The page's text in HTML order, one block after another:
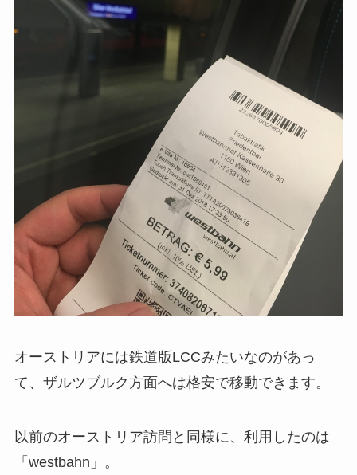
オーストリアには鉄道版LCCみたいなのがあっ
て、ザルツブルク方面へは格安で移動できます。
以前のオーストリア訪問と同様に、利用したのは
「westbahn」。